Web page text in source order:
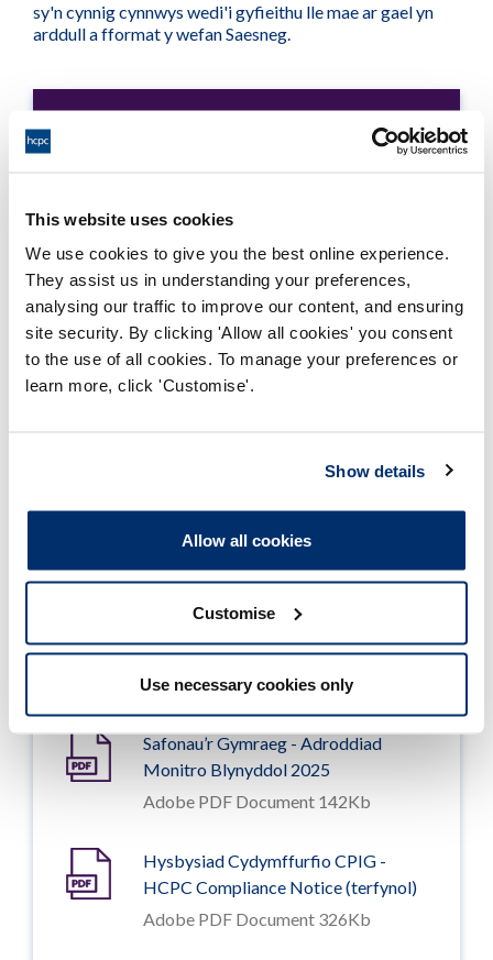
This website uses cookies
We use cookies to give you the best online experience.
They assist us in understanding your preferences,
analysing our traffic to improve our content, and ensuring
site security. By clicking 'Allow all cookies' you consent
to the use of all cookies. To manage your preferences or
learn more, click 'Customise'.
Show details
Allow all cookies
Customise
Use necessary cookies only
sy'n cynnig cynnwys wedi'i gyfieithu lle mae ar gael yn
arddull a fformat y wefan Saesneg.
Cynllun Iaith Gymraeg
Adobe PDF Document 93Kb
Evaluation report of the HCPC’s
Adroddiad gwerthuso Cynllun Iaith
Gymraeg HCPC
Adobe PDF Document 163Kb
Welsh Language Standards - Annual
Report 2025
Adobe PDF Document 146Kb
Safonau’r Gymraeg - Adroddiad
Monitro Blynyddol 2025
Adobe PDF Document 142Kb
Hysbysiad Cydymffurfio CPIG -
HCPC Compliance Notice (terfynol)
Adobe PDF Document 326Kb